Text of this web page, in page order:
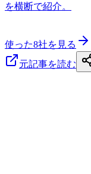
を横断で紹介。
使った8社を見る
元記事を読む